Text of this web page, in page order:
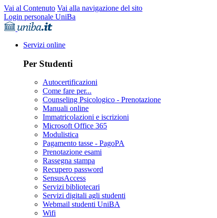
Vai al Contenuto Vai alla navigazione del sito
Login personale UniBa
Servizi online
Per Studenti
Autocertificazioni
Come fare per...
Counseling Psicologico - Prenotazione
Manuali online
Immatricolazioni e iscrizioni
Microsoft Office 365
Modulistica
Pagamento tasse - PagoPA
Prenotazione esami
Rassegna stampa
Recupero password
SensusAccess
Servizi bibliotecari
Servizi digitali agli studenti
Webmail studenti UniBA
Wifi